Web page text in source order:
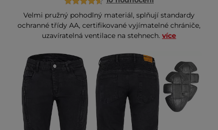
Velmi pružný pohodlný materiál, splňují standardy
ochranné třídy AA, certifikované vyjímatelné chrániče,
uzavíratelná ventilace na stehnech. více